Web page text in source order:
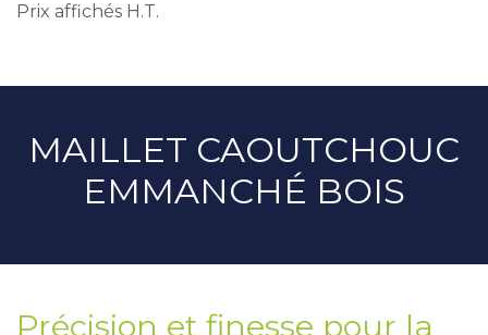
Prix affichés H.T.
MAILLET CAOUTCHOUC
EMMANCHÉ BOIS
Précision et finesse pour la